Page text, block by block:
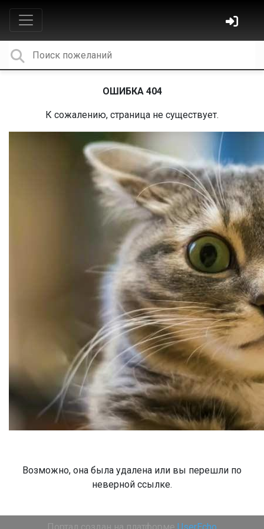
ОШИБКА 404
К сожалению, страница не существует.
Возможно, она была удалена или вы перешли по
неверной ссылке.